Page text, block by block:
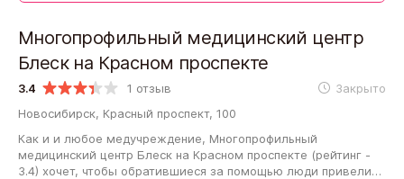
3.4 1 отзыв Закрыто
Многопрофильный медицинский центр
Блеск на Красном проспекте
Новосибирск, Красный проспект, 100
Как и и любое медучреждение, Многопрофильный
медицинский центр Блеск на Красном проспекте (рейтинг -
3.4) хочет, чтобы обратившиеся за помощью люди привели